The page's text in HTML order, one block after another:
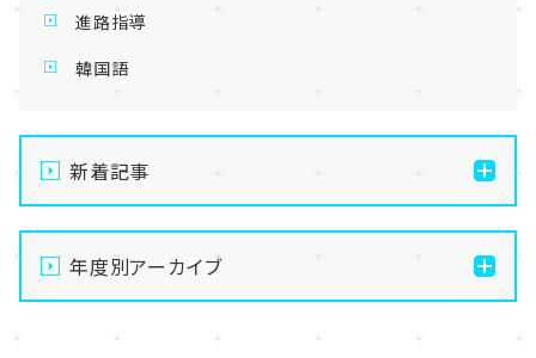
進路指導
韓国語
新着記事
【名古屋】🌻8/21(金)・8/22(土)開催💛夏の
OpenSchoolご案内🌻
【名古屋】🌺転入生・編入生 出願受付中🌺
年度別アーカイブ